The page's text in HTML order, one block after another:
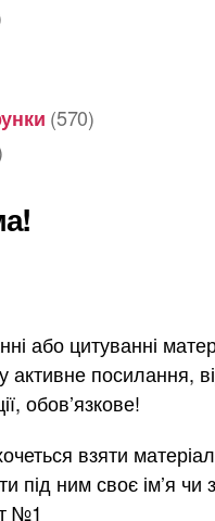
(570)
або цитуванні
активне посилання,
обов’язкове!
взяти
під ним своє ім’я чи
№1